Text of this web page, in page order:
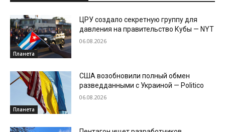
Планета
ЦРУ создало секретную группу для
давления на правительство Кубы — NYT
06.08.2026
Планета
США возобновили полный обмен
разведданными с Украиной — Politico
06.08.2026